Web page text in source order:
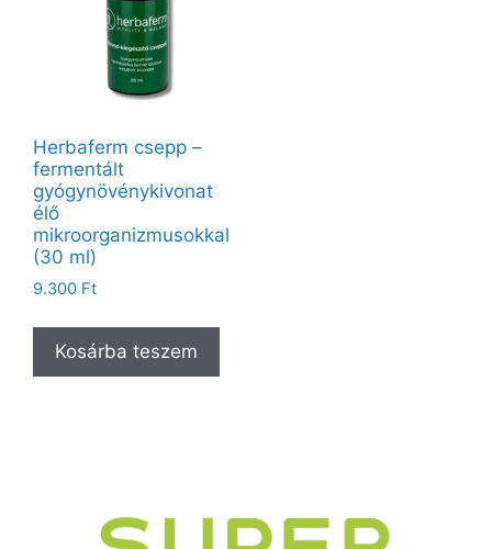
Herbaferm csepp –
fermentált
gyógynövénykivonat
élő
mikroorganizmusokkal
(30 ml)
9.300 Ft
Kosárba teszem